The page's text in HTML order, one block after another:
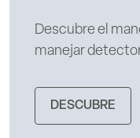
Descubre el
manejar
DESCUBRE